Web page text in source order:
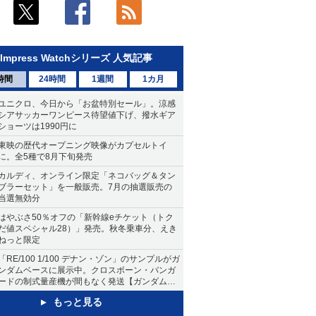
Impress Watchシリーズ 人気記事
間 24時間 1週間 1カ月
ニクロ、今日から「お盆特別セール」。涼感
アサッカーワンピース待望値下げ、撥水ギア
ョーツは1990円に
映の歴代オープニング映像がカプセルトイ
。全5種で8月下旬発売
ルディ、オンライン限定「ネコバッグ＆タン
ラーセット」を一般販売。7月の抽選販売の
選無効分
やぶさ50％オフの「新幹線eチケット（トク
値スペシャル28）」発売。秋冬乗車分、えき
っと限定
RE/100 1/100 デナン・ゾン」のサンプルがガ
ダムベースに展示中。クロスボーン・バンガ
ドの制式量産機が間もなく発送【ガンダムベ
ス撮り下ろし】
もっと見る